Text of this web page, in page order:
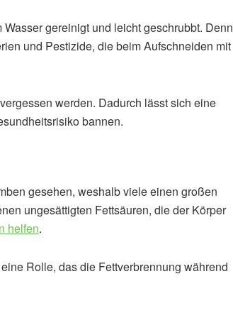
gereinigt und leicht geschrubbt. Denn
und Pestizide, die beim Aufschneiden mit
werden. Dadurch lässt sich eine
bannen.
gesehen, weshalb viele einen großen
ungesättigten Fettsäuren, die der Körper
helfen.
Rolle, das die Fettverbrennung während